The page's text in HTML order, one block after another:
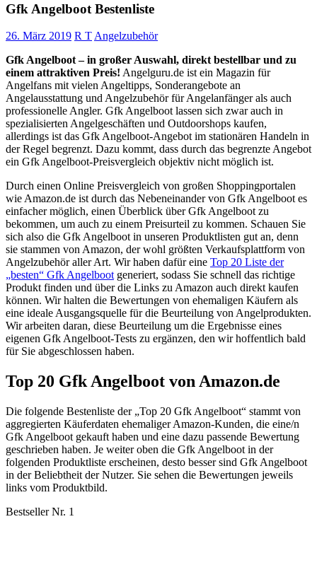
Gfk Angelboot Bestenliste
26. März 2019 R TAngelzubehör
Gfk Angelboot – in großer Auswahl, direkt bestellbar und zu
einem attraktiven Preis! Angelguru.de ist ein Magazin für
Angelfans mit vielen Angeltipps, Sonderangebote an
Angelausstattung und Angelzubehör für Angelanfänger als auch
professionelle Angler. Gfk Angelboot lassen sich zwar auch in
spezialisierten Angelgeschäften und Outdoorshops kaufen,
allerdings ist das Gfk Angelboot-Angebot im stationären Handeln in
der Regel begrenzt. Dazu kommt, dass durch das begrenzte Angebot
ein Gfk Angelboot-Preisvergleich objektiv nicht möglich ist.
Durch einen Online Preisvergleich von großen Shoppingportalen
wie Amazon.de ist durch das Nebeneinander von Gfk Angelboot es
einfacher möglich, einen Überblick über Gfk Angelboot zu
bekommen, um auch zu einem Preisurteil zu kommen. Schauen Sie
sich also die Gfk Angelboot in unseren Produktlisten gut an, denn
sie stammen von Amazon, der wohl größten Verkaufsplattform von
Angelzubehör aller Art. Wir haben dafür eine Top 20 Liste der
„besten“ Gfk Angelbootgeneriert, sodass Sie schnell das richtige
Produkt finden und über die Links zu Amazon auch direkt kaufen
können. Wir halten die Bewertungen von ehemaligen Käufern als
eine ideale Ausgangsquelle für die Beurteilung von Angelprodukten.
Wir arbeiten daran, diese Beurteilung um die Ergebnisse eines
eigenen Gfk Angelboot-Tests zu ergänzen, den wir hoffentlich bald
für Sie abgeschlossen haben.
Top 20 Gfk Angelboot von Amazon.de
Die folgende Bestenliste der „Top 20 Gfk Angelboot“ stammt von
aggregierten Käuferdaten ehemaliger Amazon-Kunden, die eine/n
Gfk Angelboot gekauft haben und eine dazu passende Bewertung
geschrieben haben. Je weiter oben die Gfk Angelboot in der
folgenden Produktliste erscheinen, desto besser sind Gfk Angelboot
in der Beliebtheit der Nutzer. Sie sehen die Bewertungen jeweils
links vom Produktbild.
Bestseller Nr. 1